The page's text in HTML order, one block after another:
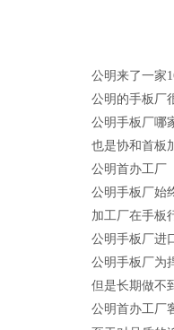
公明来了一家
公明的手板厂
公明手板厂哪
也是协和首板
公明首办工厂
公明手板厂始
加工厂在手板
公明手板厂进
公明手板厂为
但是长期做不
公明首办工厂